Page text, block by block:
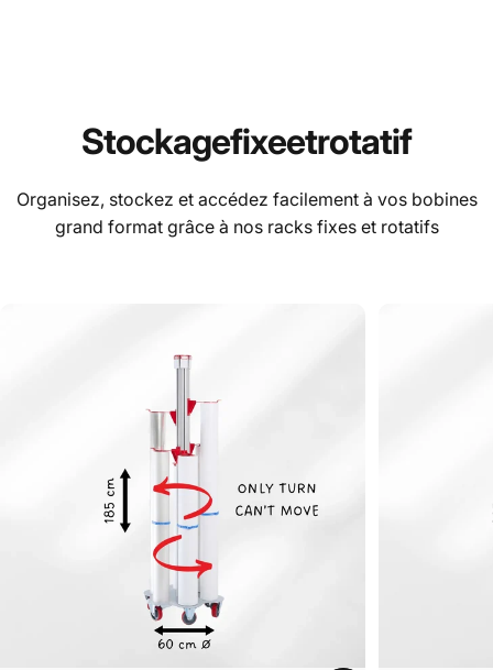
Stockagefixeetrotatif
Organisez, stockez et accédez facilement à vos bobines
grand format grâce à nos racks fixes et rotatifs